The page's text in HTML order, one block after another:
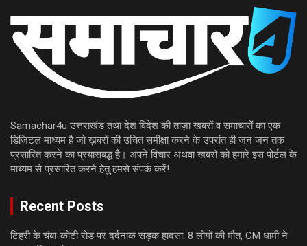
Samachar4u उत्तराखंड तथा देश विदेश की ताज़ा खबरों व समाचारों का एक
डिजिटल माध्यम है जो ख़बरों की उचित समीक्षा करने के उपरांत ही जन जन तक
प्रसारित करने का प्रयासबद्ध है। अपने विचार अथवा ख़बरों को हमारे इस पोर्टल के
माध्यम से प्रसारित करने हेतु हमसे संपर्क करें!
Recent Posts
टिहरी के चंबा-कोटी रोड पर दर्दनाक सड़क हादसा: 8 लोगों की मौत, CM धामी ने